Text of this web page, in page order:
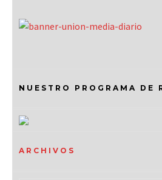
NUESTRO PROGRAMA DE
ARCHIVOS